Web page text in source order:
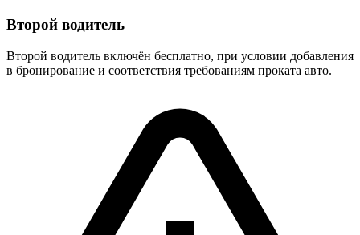
Второй водитель
Второй водитель включён бесплатно, при условии добавления
в бронирование и соответствия требованиям проката авто.